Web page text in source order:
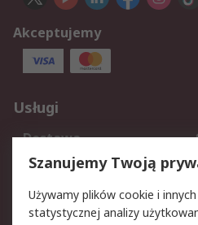
Akceptujemy
Usługi
Dostawa
Reklamacje i zwroty
Szanujemy Twoją
Używamy plików cookie i
statystycznej analizy